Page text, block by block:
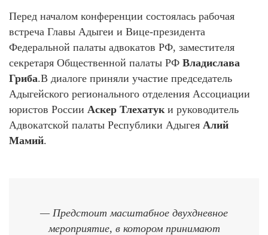
Перед началом конференции состоялась рабочая
встреча Главы Адыгеи и Вице-президента
Федеральной палаты адвокатов РФ, заместителя
секретаря Общественной палаты РФ Владислава
Гриба.В диалоге приняли участие председатель
Адыгейского регионального отделения Ассоциации
юристов России Аскер Тлехатук и руководитель
Адвокатской палаты Республики Адыгея Алий
Мамий.
— Предстоит масштабное двухдневное
мероприятие, в котором принимают